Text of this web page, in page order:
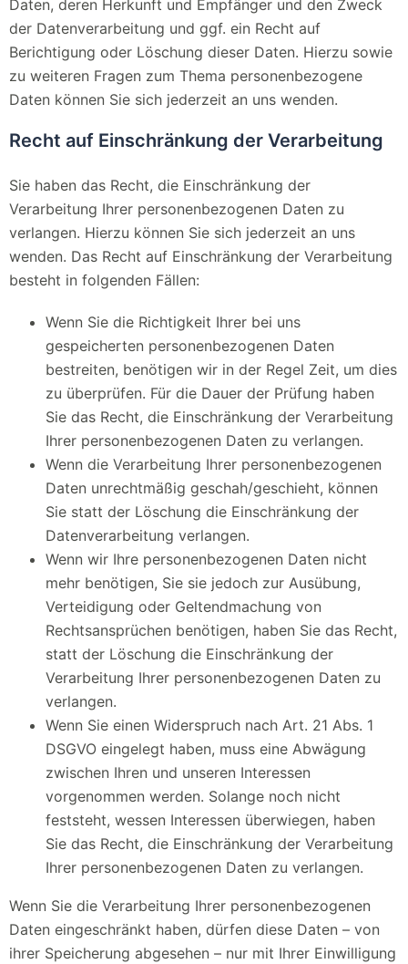
Daten, deren Herkunft und Empfänger und den Zweck
der Datenverarbeitung und ggf. ein Recht auf
Berichtigung oder Löschung dieser Daten. Hierzu sowie
zu weiteren Fragen zum Thema personenbezogene
Daten können Sie sich jederzeit an uns wenden.
Recht auf Einschränkung der Verarbeitung
Sie haben das Recht, die Einschränkung der
Verarbeitung Ihrer personenbezogenen Daten zu
verlangen. Hierzu können Sie sich jederzeit an uns
wenden. Das Recht auf Einschränkung der Verarbeitung
besteht in folgenden Fällen:
Wenn Sie die Richtigkeit Ihrer bei uns
gespeicherten personenbezogenen Daten
bestreiten, benötigen wir in der Regel Zeit, um dies
zu überprüfen. Für die Dauer der Prüfung haben
Sie das Recht, die Einschränkung der Verarbeitung
Ihrer personenbezogenen Daten zu verlangen.
Wenn die Verarbeitung Ihrer personenbezogenen
Daten unrechtmäßig geschah/geschieht, können
Sie statt der Löschung die Einschränkung der
Datenverarbeitung verlangen.
Wenn wir Ihre personenbezogenen Daten nicht
mehr benötigen, Sie sie jedoch zur Ausübung,
Verteidigung oder Geltendmachung von
Rechtsansprüchen benötigen, haben Sie das Recht,
statt der Löschung die Einschränkung der
Verarbeitung Ihrer personenbezogenen Daten zu
verlangen.
Wenn Sie einen Widerspruch nach Art. 21 Abs. 1
DSGVO eingelegt haben, muss eine Abwägung
zwischen Ihren und unseren Interessen
vorgenommen werden. Solange noch nicht
feststeht, wessen Interessen überwiegen, haben
Sie das Recht, die Einschränkung der Verarbeitung
Ihrer personenbezogenen Daten zu verlangen.
Wenn Sie die Verarbeitung Ihrer personenbezogenen
Daten eingeschränkt haben, dürfen diese Daten – von
ihrer Speicherung abgesehen – nur mit Ihrer Einwilligung